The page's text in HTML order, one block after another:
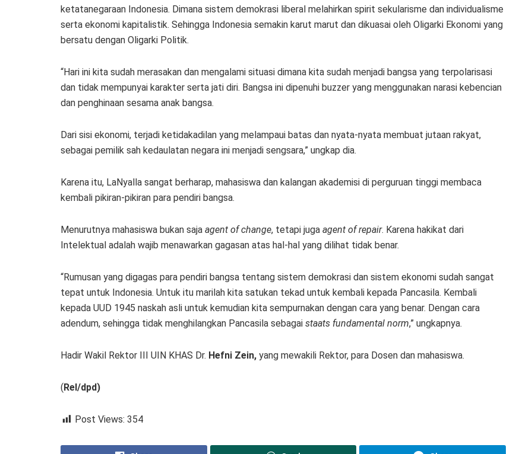
ketatanegaraan Indonesia. Dimana sistem demokrasi liberal melahirkan spirit sekularisme dan individualisme
serta ekonomi kapitalistik. Sehingga Indonesia semakin karut marut dan dikuasai oleh Oligarki Ekonomi yang
bersatu dengan Oligarki Politik.
“Hari ini kita sudah merasakan dan mengalami situasi dimana kita sudah menjadi bangsa yang terpolarisasi
dan tidak mempunyai karakter serta jati diri. Bangsa ini dipenuhi buzzer yang menggunakan narasi kebencian
dan penghinaan sesama anak bangsa.
Dari sisi ekonomi, terjadi ketidakadilan yang melampaui batas dan nyata-nyata membuat jutaan rakyat,
sebagai pemilik sah kedaulatan negara ini menjadi sengsara,” ungkap dia.
Karena itu, LaNyalla sangat berharap, mahasiswa dan kalangan akademisi di perguruan tinggi membaca
kembali pikiran-pikiran para pendiri bangsa.
Menurutnya mahasiswa bukan saja agent of change, tetapi juga agent of repair. Karena hakikat dari
Intelektual adalah wajib menawarkan gagasan atas hal-hal yang dilihat tidak benar.
“Rumusan yang digagas para pendiri bangsa tentang sistem demokrasi dan sistem ekonomi sudah sangat
tepat untuk Indonesia. Untuk itu marilah kita satukan tekad untuk kembali kepada Pancasila. Kembali
kepada UUD 1945 naskah asli untuk kemudian kita sempurnakan dengan cara yang benar. Dengan cara
adendum, sehingga tidak menghilangkan Pancasila sebagai staats fundamental norm,” ungkapnya.
Hadir Wakil Rektor III UIN KHAS Dr. Hefni Zein, yang mewakili Rektor, para Dosen dan mahasiswa.
(Rel/dpd)
Post Views: 354